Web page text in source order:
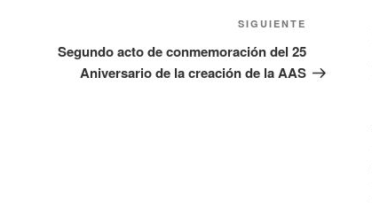
entrada
SIGUIENTE
Segundo acto de conmemoración del 25
Aniversario de la creación de la AAS